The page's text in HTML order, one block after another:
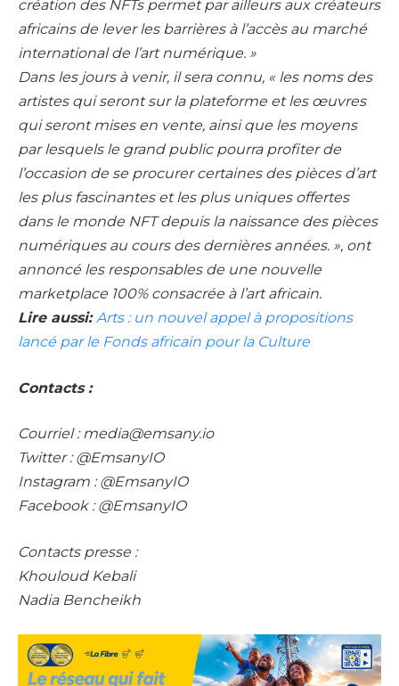
création des NFTs permet par ailleurs aux créateurs
africains de lever les barrières à l’accès au marché
international de l’art numérique. »
Dans les jours à venir, il sera connu, « les noms des
artistes qui seront sur la plateforme et les œuvres
qui seront mises en vente, ainsi que les moyens
par lesquels le grand public pourra profiter de
l’occasion de se procurer certaines des pièces d’art
les plus fascinantes et les plus uniques offertes
dans le monde NFT depuis la naissance des pièces
numériques au cours des dernières années. », ont
annoncé les responsables de une nouvelle
marketplace 100% consacrée à l’art africain.
Lire aussi:Arts : un nouvel appel à propositions
lancé par le Fonds africain pour la Culture
Contacts :
Courriel : media@emsany.io
Twitter : @EmsanyIO
Instagram : @EmsanyIO
Facebook : @EmsanyIO
Contacts presse :
Khouloud Kebali
Nadia Bencheikh